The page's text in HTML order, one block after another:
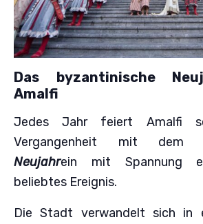
Das byzantinische
Amalfi
Jedes Jahr feiert Amalfi
Vergangenheit mit dem
Neujahrein mit Spannung
beliebtes Ereignis.
Die Stadt verwandelt sich in